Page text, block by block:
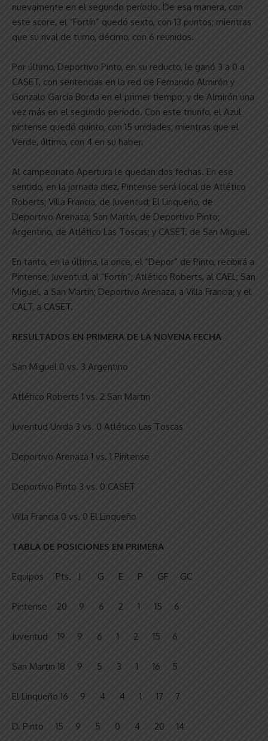
nuevamente en el segundo período. De esa manera, con
este score, el “Fortín” quedó sexto, con 13 puntos; mientras
que su rival de turno, décimo, con 6 reunidos.
Por último, Deportivo Pinto, en su reducto, le ganó 3 a 0 a
CASET, con sentencias en la red de Fernando Almirón y
Gonzalo García Borda en el primer tiempo; y de Almirón una
vez más en el segundo período. Con este triunfo, el Azul
pintense quedó quinto, con 15 unidades; mientras que el
Verde, último, con 4 en su haber.
Al campeonato Apertura le quedan dos fechas. En ese
sentido, en la jornada diez, Pintense será local de Atlético
Roberts; Villa Francia, de Juventud; El Linqueño, de
Deportivo Arenaza; San Martín, de Deportivo Pinto;
Argentino, de Atlético Las Toscas; y CASET, de San Miguel.
En tanto, en la última, la once, el “Depor” de Pinto, recibirá a
Pintense; Juventud, al “Fortín”; Atlético Roberts, al CAEL; San
Miguel, a San Martín; Deportivo Arenaza, a Villa Francia; y el
CALT, a CASET.
RESULTADOS EN PRIMERA DE LA NOVENA FECHA
San Miguel 0 vs. 3 Argentino
Atlético Roberts 1 vs. 2 San Martin
Juventud Unida 3 vs. 0 Atlético Las Toscas
Deportivo Arenaza 1 vs. 1 Pintense
Deportivo Pinto 3 vs. 0 CASET
Villa Francia 0 vs. 0 El Linqueño
TABLA DE POSICIONES EN PRIMERA
Equipos Pts. J G E P GF GC
Pintense 20 9 6 2 1 15 6
Juventud 19 9 6 1 2 15 6
San Martin 18 9 5 3 1 16 5
El Linqueño 16 9 4 4 1 17 7
D. Pinto 15 9 5 0 4 20 14